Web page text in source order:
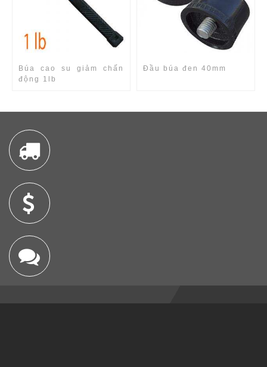
Búa cao su giảm chấn
động 1lb
Đầu búa đen 40mm